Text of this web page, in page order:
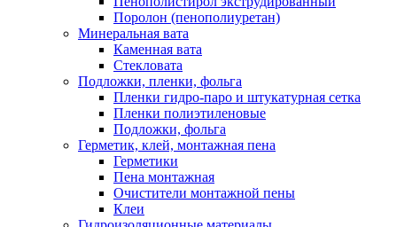
Поролон (пенополиуретан)
Минеральная вата
Каменная вата
Стекловата
Подложки, пленки, фольга
Пленки гидро-паро и штукатурная сетка
Пленки полиэтиленовые
Подложки, фольга
Герметик, клей, монтажная пена
Герметики
Пена монтажная
Очистители монтажной пены
Клеи